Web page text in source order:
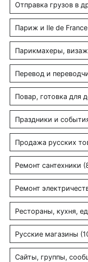
Отправка грузов в
Париж и Ile de France
Парикмахеры,
Перевод и
Повар, готовка для
Праздники и
Продажа русских
Ремонт сантехники
Ремонт
Рестораны, кухня,
Русские магазины
Сайты, группы,